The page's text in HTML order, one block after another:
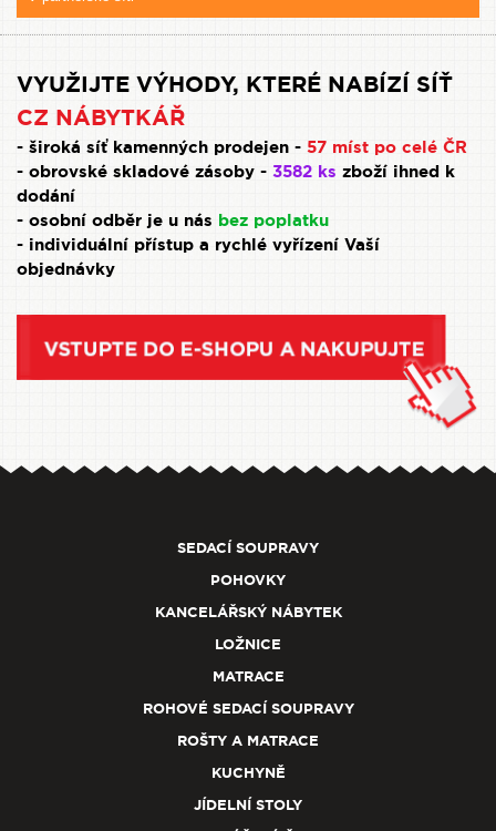
VYUŽIJTE VÝHODY, KTERÉ NABÍZÍ SÍŤ
CZ NÁBYTKÁŘ
- široká síť kamenných prodejen - 57 míst po celé ČR
- obrovské skladové zásoby - 3582 ks zboží ihned k
dodání
- osobní odběr je u nás bez poplatku
- individuální přístup a rychlé vyřízení Vaší
objednávky
SEDACÍ SOUPRAVY
POHOVKY
KANCELÁŘSKÝ NÁBYTEK
LOŽNICE
MATRACE
ROHOVÉ SEDACÍ SOUPRAVY
ROŠTY A MATRACE
KUCHYNĚ
JÍDELNÍ STOLY